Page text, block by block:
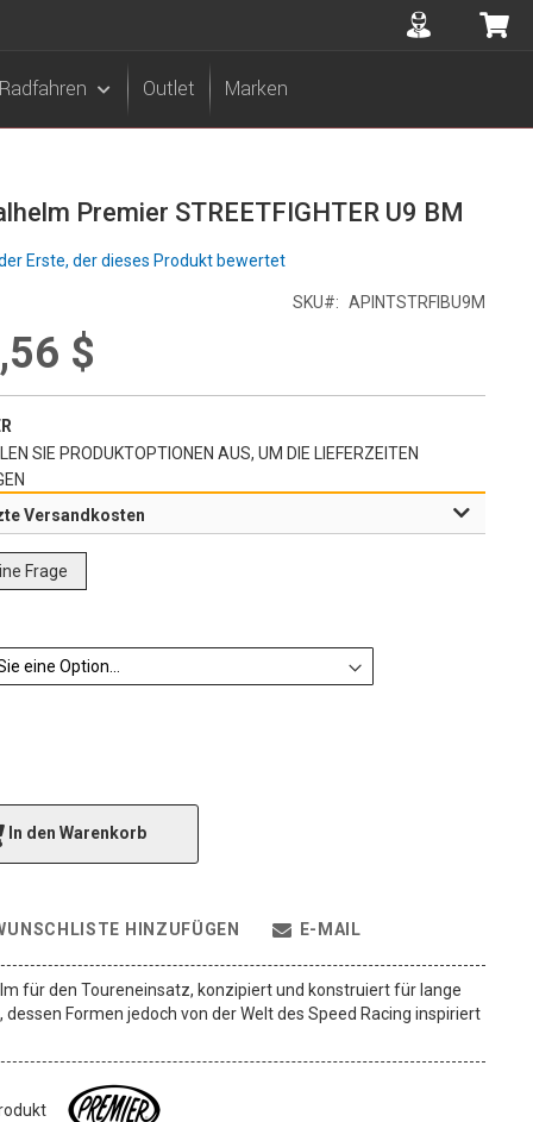
Accuont
Radfahren Outlet Marken
Premier STREETFIGHTER U9 BM
Erste, der dieses Produkt bewertet
$
SKU APINTSTRFIBU9M
SIE PRODUKTOPTIONEN AUS, UM DIE LIEFERZEITEN
Versandkosten
Frage
In den Warenkorb
HINZUFÜGEN E-MAIL
für den Toureneinsatz, konzipiert und konstruiert für lange
dessen Formen jedoch von der Welt des Speed ​​Racing inspiriert